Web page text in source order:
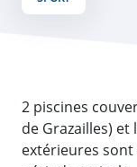
2 piscines
de Grazailles) et
extérieures